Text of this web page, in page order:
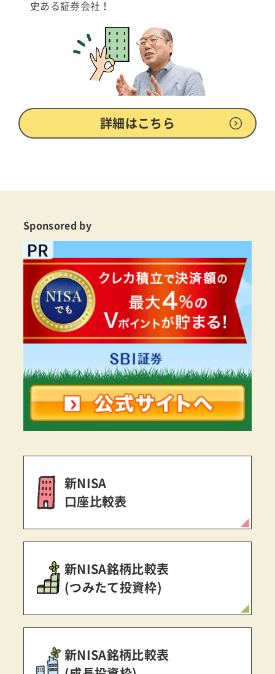
史ある証券会社！
詳細はこちら
Sponsored by
新NISA
口座比較表
新NISA銘柄比較表
(つみたて投資枠)
新NISA銘柄比較表